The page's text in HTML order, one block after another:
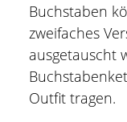
Buchstaben
zweifaches
ausgetauscht
Outfit tragen.